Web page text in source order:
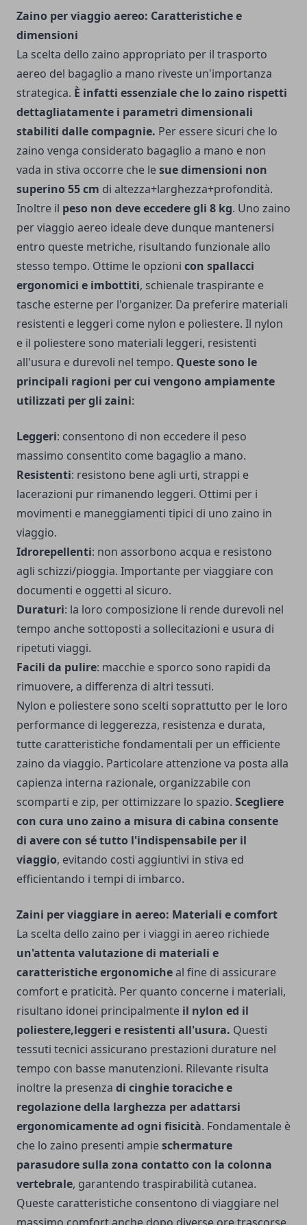
Zaino per viaggio aereo: Caratteristiche e
dimensioni
La scelta dello zaino appropriato per il trasporto
aereo del bagaglio a mano riveste un'importanza
strategica. È infatti essenziale che lo zaino rispetti
dettagliatamente i parametri dimensionali
stabiliti dalle compagnie. Per essere sicuri che lo
zaino venga considerato bagaglio a mano e non
vada in stiva occorre che lesue dimensioni non
superino 55 cm di altezza+larghezza+profondità.
Inoltre il peso non deve eccedere gli 8 kg. Uno zaino
per viaggio aereo ideale deve dunque mantenersi
entro queste metriche, risultando funzionale allo
stesso tempo. Ottime le opzioni con spallacci
ergonomici e imbottiti, schienale traspirante e
tasche esterne per l'organizer. Da preferire materiali
resistenti e leggeri come nylon e poliestere. Il nylon
e il poliestere sono materiali leggeri, resistenti
all'usura e durevoli nel tempo. Queste sono le
principali ragioni per cui vengono ampiamente
utilizzati per gli zaini:
Leggeri: consentono di non eccedere il peso
massimo consentito come bagaglio a mano.
Resistenti: resistono bene agli urti, strappi e
lacerazioni pur rimanendo leggeri. Ottimi per i
movimenti e maneggiamenti tipici di uno zaino in
viaggio.
Idrorepellenti: non assorbono acqua e resistono
agli schizzi/pioggia. Importante per viaggiare con
documenti e oggetti al sicuro.
Duraturi: la loro composizione li rende durevoli nel
tempo anche sottoposti a sollecitazioni e usura di
ripetuti viaggi.
Facili da pulire: macchie e sporco sono rapidi da
rimuovere, a differenza di altri tessuti.
Nylon e poliestere sono scelti soprattutto per le loro
performance di leggerezza, resistenza e durata,
tutte caratteristiche fondamentali per un efficiente
zaino da viaggio. Particolare attenzione va posta alla
capienza interna razionale, organizzabile con
scomparti e zip, per ottimizzare lo spazio. Scegliere
con cura uno zaino a misura di cabina consente
di avere con sé tutto l'indispensabile per il
viaggio, evitando costi aggiuntivi in stiva ed
efficientando i tempi di imbarco.
Zaini per viaggiare in aereo: Materiali e comfort
La scelta dello zaino per i viaggi in aereo richiede
un'attenta valutazione di materiali e
caratteristiche ergonomicheal fine di assicurare
comfort e praticità. Per quanto concerne i materiali,
risultano idonei principalmente il nylon ed il
poliestere,leggeri e resistenti all'usura. Questi
tessuti tecnici assicurano prestazioni durature nel
tempo con basse manutenzioni. Rilevante risulta
inoltre la presenza di cinghie toraciche e
regolazione della larghezza per adattarsi
ergonomicamente ad ogni fisicità. Fondamentale è
che lo zaino presenti ampieschermature
parasudore sulla zona contatto con la colonna
vertebrale, garantendo traspirabilità cutanea.
Queste caratteristiche consentono di viaggiare nel